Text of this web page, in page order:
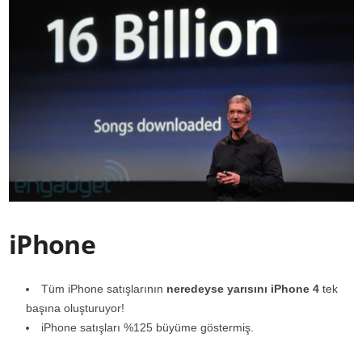
iPhone
Tüm iPhone satışlarının neredeyse yarısını iPhone 4 tek
başına oluşturuyor!
iPhone satışları %125 büyüme göstermiş.